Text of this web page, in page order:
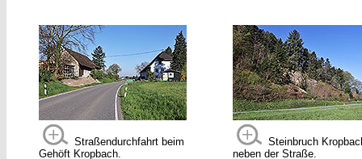
Straßendurchfahrt beim
Gehöft Kropbach.
Steinbruch
neben der Straße.